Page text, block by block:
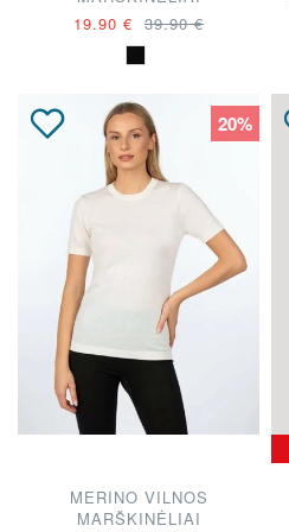
19.90 € 39.90 €
20%
MERINO VILNOS
MARŠKINĖLIAI